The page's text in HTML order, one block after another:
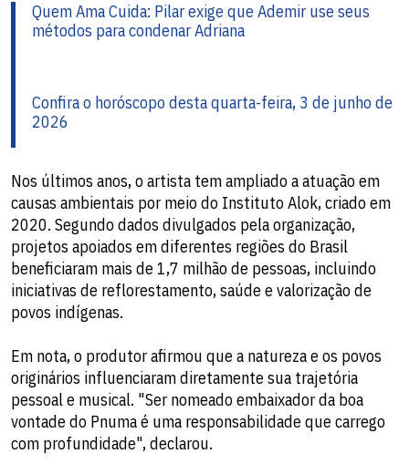
Quem Ama Cuida: Pilar exige que Ademir use seus
métodos para condenar Adriana
Confira o horóscopo desta quarta-feira, 3 de junho de
2026
Nos últimos anos, o artista tem ampliado a atuação em
causas ambientais por meio do Instituto Alok, criado em
2020. Segundo dados divulgados pela organização,
projetos apoiados em diferentes regiões do Brasil
beneficiaram mais de 1,7 milhão de pessoas, incluindo
iniciativas de reflorestamento, saúde e valorização de
povos indígenas.
Em nota, o produtor afirmou que a natureza e os povos
originários influenciaram diretamente sua trajetória
pessoal e musical. "Ser nomeado embaixador da boa
vontade do Pnuma é uma responsabilidade que carrego
com profundidade", declarou.